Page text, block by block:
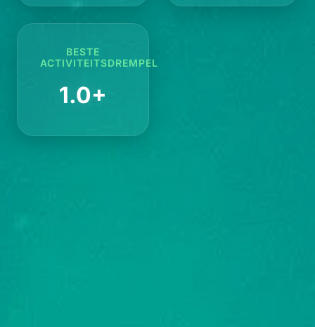
BESTE
ACTIVITEITSDREMPEL
1.0+